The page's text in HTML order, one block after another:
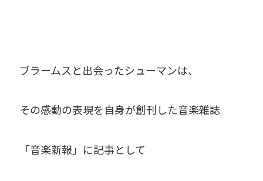
ブラームスと出会ったシューマンは、
その感動の表現を自身が創刊した音楽雑誌
「音楽新報」に記事として